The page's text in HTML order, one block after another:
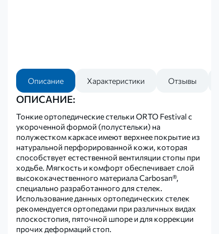
Описание Характеристики Отзывы
ОПИСАНИЕ:
Тонкие ортопедические стельки ORTO Festival с
укороченной формой (полустельки) на
полужестком каркасе имеют верхнее покрытие из
натуральной перфорированной кожи, которая
способствует естественной вентиляции стопы при
ходьбе. Мягкость и комфорт обеспечивает слой
высококачественного материала Carbosan®,
специально разработанного для стелек.
Использование данных ортопедических стелек
рекомендуется ортопедами при различных видах
плоскостопия, пяточной шпоре и для коррекции
прочих деформаций стоп.